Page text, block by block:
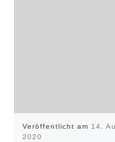
Veröffentlicht am 14.
2020